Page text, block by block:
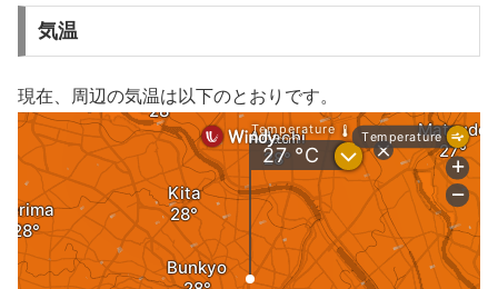
気温
現在、周辺の気温は以下のとおりです。